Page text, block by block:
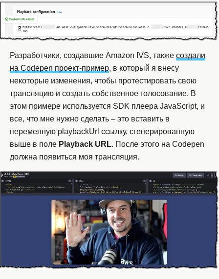
Разработчики, создавшие Amazon IVS, также создали
на Codepen проект-пример, в который я внесу
некоторые изменения, чтобы протестировать свою
трансляцию и создать собственное голосование. В
этом примере используется SDK плеера JavaScript, и
все, что мне нужно сделать – это вставить в
переменную playbackUrl ссылку, сгенерированную
выше в поле Playback URL. После этого на Codepen
должна появиться моя трансляция.